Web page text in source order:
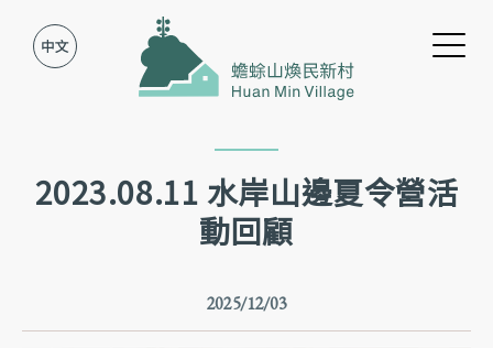
Jump to Main content
Jump to Navigation
2023.08.11 水岸山邊夏令營活
動回顧
2025/12/03